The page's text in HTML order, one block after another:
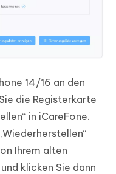
14/16 an den
die Registerkarte
in iCareFone.
Ihrem alten
klicken Sie dann